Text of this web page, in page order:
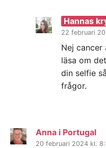
Hannas
22 februari
Nej cancer
läsa om
din selfie
frågor.
Anna i Portugal
20 februari 2024 kl.